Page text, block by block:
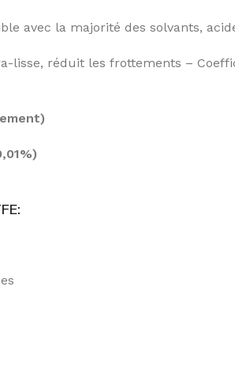
avec la majorité des solvants,
lisse, réduit les frottements –